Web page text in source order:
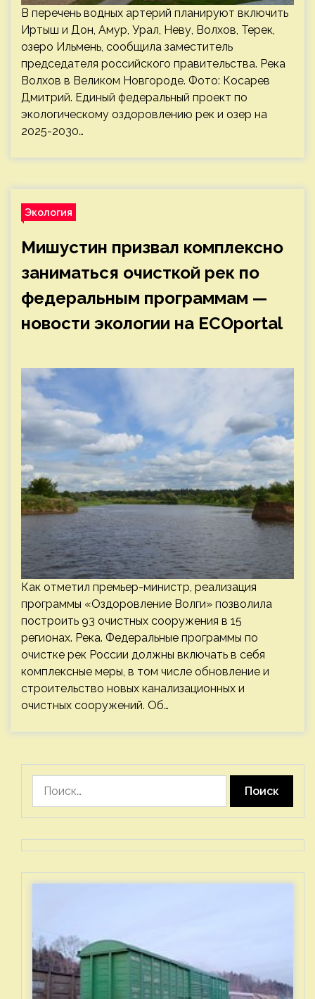
В перечень водных артерий планируют включить
Иртыш и Дон, Амур, Урал, Неву, Волхов, Терек,
озеро Ильмень, сообщила заместитель
председателя российского правительства. Река
Волхов в Великом Новгороде. Фото: Косарев
Дмитрий. Единый федеральный проект по
экологическому оздоровлению рек и озер на
2025-2030…
Экология
Мишустин призвал комплексно
заниматься очисткой рек по
федеральным программам —
новости экологии на ECOportal
Как отметил премьер-министр, реализация
программы «Оздоровление Волги» позволила
построить 93 очистных сооружения в 15
регионах. Река. Федеральные программы по
очистке рек России должны включать в себя
комплексные меры, в том числе обновление и
строительство новых канализационных и
очистных сооружений. Об…